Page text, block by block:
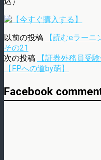
以前の投稿
【読むeラー
その21
次の投稿
【証券外務員受
【FPへの道by萌】
Facebook